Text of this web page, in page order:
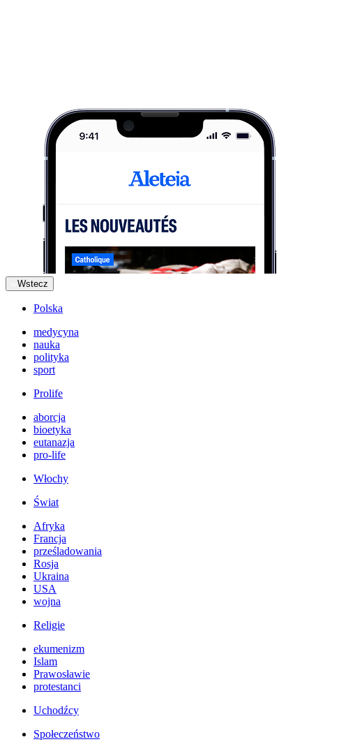
Wstecz
Polska
medycyna
nauka
polityka
sport
Prolife
aborcja
bioetyka
eutanazja
pro-life
Włochy
Świat
Afryka
Francja
prześladowania
Rosja
Ukraina
USA
wojna
Religie
ekumenizm
Islam
Prawosławie
protestanci
Uchodźcy
Społeczeństwo